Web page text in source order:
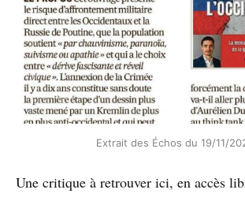
Extrait des Échos du 19/11/
Une critique à retrouver ici, en accès